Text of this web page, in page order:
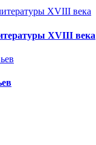
XVIII века